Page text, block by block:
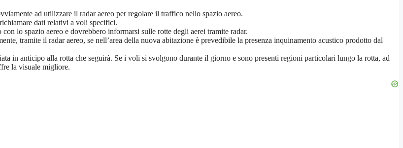
ad utilizzare il radar aereo per regolare il traffico nello spazio aereo.
dati relativi a voli specifici.
lo spazio aereo e dovrebbero informarsi sulle rotte degli aerei tramite radar.
tramite il radar aereo, se nell’area della nuova abitazione è prevedibile la presenza inquinamento acustico prodotto dal
in anticipo alla rotta che seguirà. Se i voli si svolgono durante il giorno e sono presenti regioni particolari lungo la rotta, ad
la visuale migliore.